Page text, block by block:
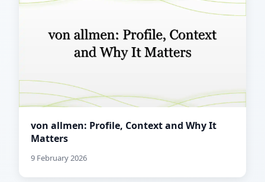
von allmen: Profile, Context and Why It
Matters
9 February 2026